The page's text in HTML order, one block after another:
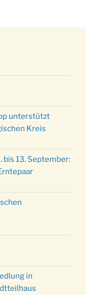
Brauchtum am
Uhr
von 10-
Chors in
im Ev.
um 16 Uhr
der Kirche um
Kirche um
in der Kirche
der Kirche um
unterstützt
Kreis
bis 13. September:
in